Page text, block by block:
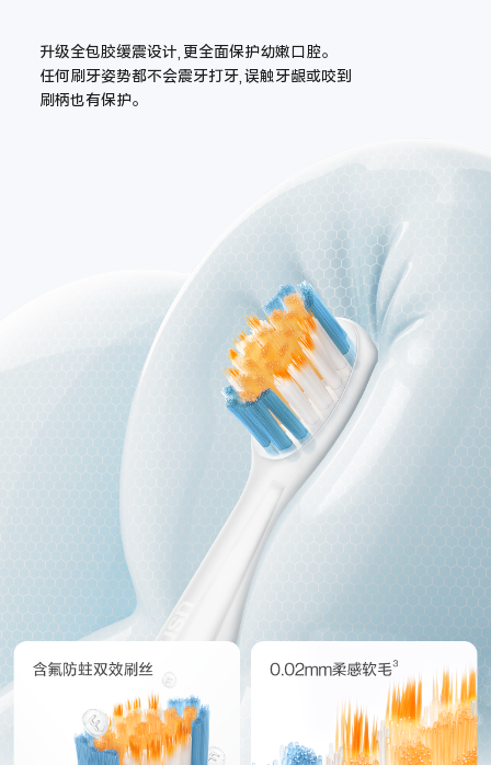
升级全包胶缓震设计,更全面保护幼嫩口腔。
任何刷牙姿势都不会震牙打牙,误触牙龈或咬到
刷柄也有保护。